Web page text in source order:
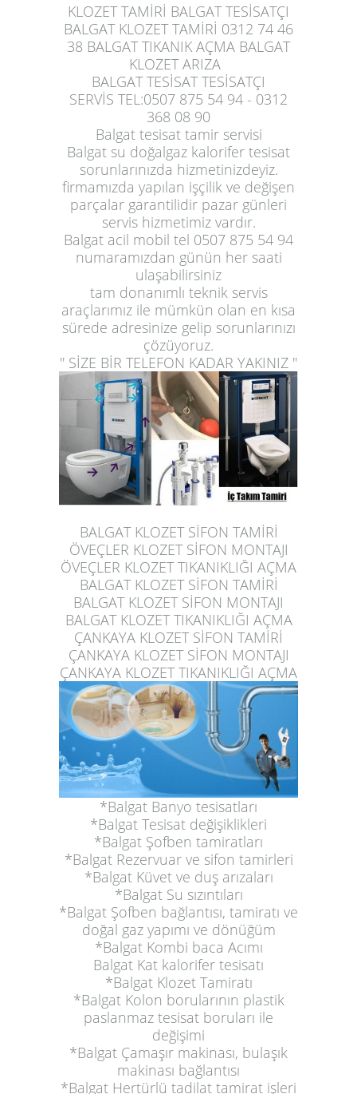
KLOZET TAMİRİ BALGAT TESİSATÇI
BALGAT KLOZET TAMİRİ 0312 74 46
38 BALGAT TIKANIK AÇMA BALGAT
KLOZET ARIZA
BALGAT TESİSAT TESİSATÇI
SERVİS TEL:0507 875 54 94 - 0312
368 08 90
Balgat tesisat tamir servisi
Balgat su doğalgaz kalorifer tesisat
sorunlarınızda hizmetinizdeyiz.
firmamızda yapılan işçilik ve değişen
parçalar garantilidir pazar günleri
servis hizmetimiz vardır.
Balgat acil mobil tel 0507 875 54 94
numaramızdan günün her saati
ulaşabilirsiniz
tam donanımlı teknik servis
araçlarımız ile mümkün olan en kısa
sürede adresinize gelip sorunlarınızı
çözüyoruz.
'' SİZE BİR TELEFON KADAR YAKINIZ ''
BALGAT KLOZET SİFON TAMİRİ
ÖVEÇLER KLOZET SİFON MONTAJI
ÖVEÇLER KLOZET TIKANIKLIĞI AÇMA
BALGAT KLOZET SİFON TAMİRİ
BALGAT KLOZET SİFON MONTAJI
BALGAT KLOZET TIKANIKLIĞI AÇMA
ÇANKAYA KLOZET SİFON TAMİRİ
ÇANKAYA KLOZET SİFON MONTAJI
ÇANKAYA KLOZET TIKANIKLIĞI AÇMA
*Balgat Banyo tesisatları
*Balgat Tesisat değişiklikleri
*Balgat Şofben tamiratları
*Balgat Rezervuar ve sifon tamirleri
*Balgat Küvet ve duş arızaları
*Balgat Su sızıntıları
*Balgat Şofben bağlantısı, tamiratı ve
doğal gaz yapımı ve dönüğüm
*Balgat Kombi baca Acımı
Balgat Kat kalorifer tesisatı
*Balgat Klozet Tamiratı
*Balgat Kolon borularının plastik
paslanmaz tesisat boruları ile
değişimi
*Balgat Çamaşır makinası, bulaşık
makinası bağlantısı
*Balgat Hertürlü tadilat tamirat işleri